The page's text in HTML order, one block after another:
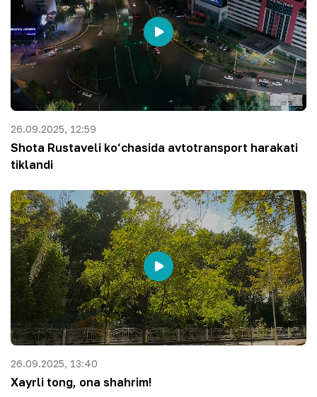
26.09.2025, 12:59
Shota Rustaveli ko‘chasida avtotransport harakati
tiklandi
26.09.2025, 13:40
Xayrli tong, ona shahrim!